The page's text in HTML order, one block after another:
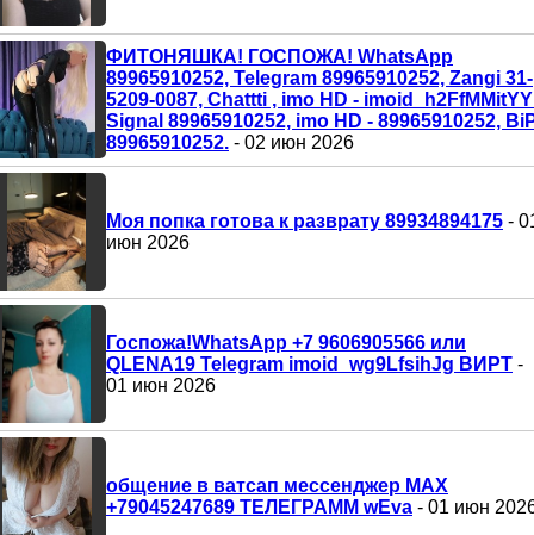
ФИТОНЯШКА! ГОСПОЖА! WhatsApp
89965910252, Telegram 89965910252, Zangi 31-
5209-0087, Chattti , imo HD -
Signal 89965910252, imo HD - 89965910252,
89965910252. - 02 июн 2026
Моя попка готова к разврату 89934894175 -
июн 2026
Госпожа!WhatsApp +7 9606905566 или
QLENA19 Telegram imoid_wg9LfsihJg ВИРТ -
01 июн 2026
общение в ватсап мессенджер MAX
+79045247689 ТЕЛЕГРАММ wEva - 01 июн